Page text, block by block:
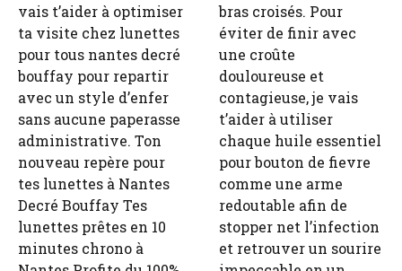
vais t’aider à optimiser
ta visite chez lunettes
pour tous nantes decré
bouffay pour repartir
avec un style d’enfer
sans aucune paperasse
administrative. Ton
nouveau repère pour
tes lunettes à Nantes
Decré Bouffay Tes
lunettes prêtes en 10
minutes chrono à
bras croisés. Pour
éviter de finir avec
une croûte
douloureuse et
contagieuse, je vais
t’aider à utiliser
chaque huile essentiel
pour bouton de fievre
comme une arme
redoutable afin de
stopper net l’infection
et retrouver un sourire